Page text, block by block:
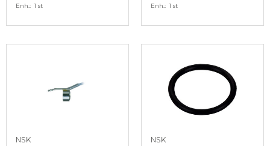
Enh.
1 st
Enh.
1 st
NSK NSK